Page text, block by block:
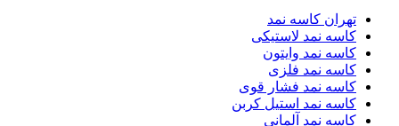
تهران کاسه نمد
کاسه نمد لاستیکی
کاسه نمد وایتون
کاسه نمد فلزی
کاسه نمد فشار قوی
کاسه نمد استیل کربن
کاسه نمد آلمانی